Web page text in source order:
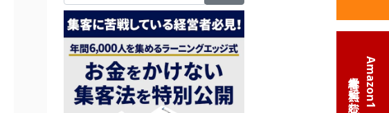
Amazon1位の
経営本を無料で読む